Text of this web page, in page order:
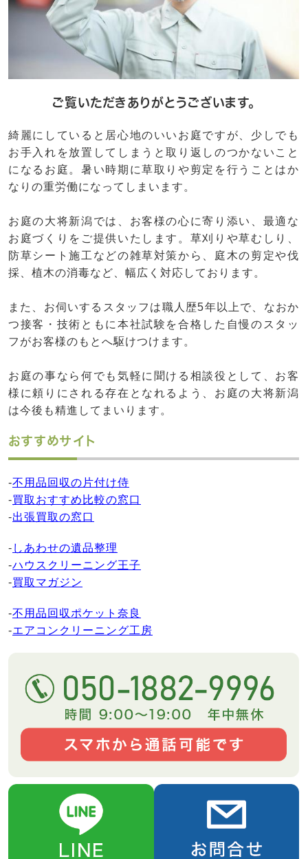
ご覧いただきありがとうございます。
綺麗にしていると居心地のいいお庭ですが、少しでも
お手入れを放置してしまうと取り返しのつかないこと
になるお庭。暑い時期に草取りや剪定を行うことはか
なりの重労働になってしまいます。
お庭の大将新潟では、お客様の心に寄り添い、最適な
お庭づくりをご提供いたします。草刈りや草むしり、
防草シート施工などの雑草対策から、庭木の剪定や伐
採、植木の消毒など、幅広く対応しております。
また、お伺いするスタッフは職人歴5年以上で、なおか
つ接客・技術ともに本社試験を合格した自慢のスタッ
フがお客様のもとへ駆けつけます。
お庭の事なら何でも気軽に聞ける相談役として、お客
様に頼りにされる存在となれるよう、お庭の大将新潟
は今後も精進してまいります。
おすすめサイト
-不用品回収の片付け侍
-買取おすすめ比較の窓口
-出張買取の窓口
- しあわせの遺品整理
-ハウスクリーニング王子
-買取マガジン
-不用品回収ポケット奈良
-エアコンクリーニング工房